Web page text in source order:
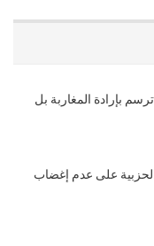
بإرادة المغاربة بل
على عدم إغضاب